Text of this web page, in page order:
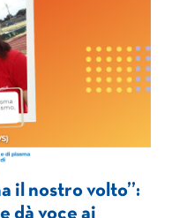
il nostro volto”:
dà voce ai